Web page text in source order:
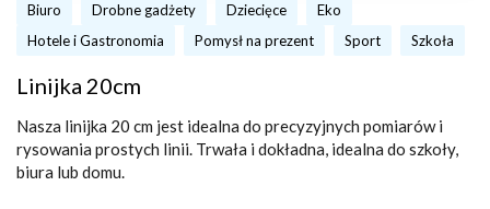
Biuro Drobne gadżety Dziecięce
Eko
Hotele i Gastronomia
Pomysł na prezent Sport Szkoła
Linijka 20cm
Nasza linijka 20 cm jest idealna do precyzyjnych pomiarów i
rysowania prostych linii. Trwała i dokładna, idealna do szkoły,
biura lub domu.